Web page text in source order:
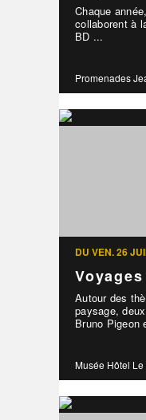
Chaque
collaborent à
BD ...
Promenades
DU VEN. 26
Autour des
paysage,
Bruno Pigeon
Musée Hôtel Le